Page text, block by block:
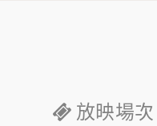
放映場次